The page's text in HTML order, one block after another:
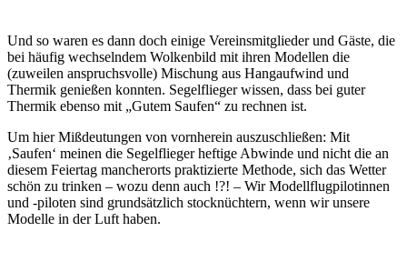
Und so waren es dann doch einige Vereinsmitglieder und Gäste, die
bei häufig wechselndem Wolkenbild mit ihren Modellen die
(zuweilen anspruchsvolle) Mischung aus Hangaufwind und
Thermik genießen konnten. Segelflieger wissen, dass bei guter
Thermik ebenso mit „Gutem Saufen“ zu rechnen ist.
Um hier Mißdeutungen von vornherein auszuschließen: Mit
‚Saufen‘ meinen die Segelflieger heftige Abwinde und nicht die an
diesem Feiertag mancherorts praktizierte Methode, sich das Wetter
schön zu trinken – wozu denn auch !?! – Wir Modellflugpilotinnen
und -piloten sind grundsätzlich stocknüchtern, wenn wir unsere
Modelle in der Luft haben.